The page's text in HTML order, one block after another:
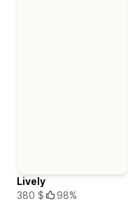
Lively
380 $
98%